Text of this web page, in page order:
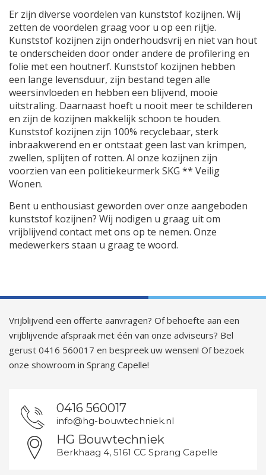
Er zijn diverse voordelen van kunststof kozijnen. Wij
zetten de voordelen graag voor u op een rijtje.
Kunststof kozijnen zijn onderhoudsvrij en niet van hout
te onderscheiden door onder andere de profilering en
folie met een houtnerf. Kunststof kozijnen hebben
een lange levensduur, zijn bestand tegen alle
weersinvloeden en hebben een blijvend, mooie
uitstraling. Daarnaast hoeft u nooit meer te schilderen
en zijn de kozijnen makkelijk schoon te houden.
Kunststof kozijnen zijn 100% recyclebaar, sterk
inbraakwerend en er ontstaat geen last van krimpen,
zwellen, splijten of rotten. Al onze kozijnen zijn
voorzien van een politiekeurmerk SKG ** Veilig
Wonen.
Bent u enthousiast geworden over onze aangeboden
kunststof kozijnen? Wij nodigen u graag uit om
vrijblijvend contact met ons op te nemen. Onze
medewerkers staan u graag te woord.
Vrijblijvend een offerte aanvragen? Of behoefte aan een
vrijblijvende afspraak met één van onze adviseurs? Bel
gerust 0416 560017 en bespreek uw wensen! Of bezoek
onze showroom in Sprang Capelle!
0416 560017
info@hg-bouwtechniek.nl
HG Bouwtechniek
Berkhaag 4, 5161 CC Sprang Capelle